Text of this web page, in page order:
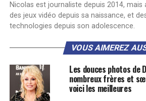
Nicolas est journaliste depuis 2014,
des jeux vidéo depuis sa naissance, et
technologies depuis son adolescence.
VOUS AIMEREZ
Les douces photos de
nombreux frères et
voici les meilleures